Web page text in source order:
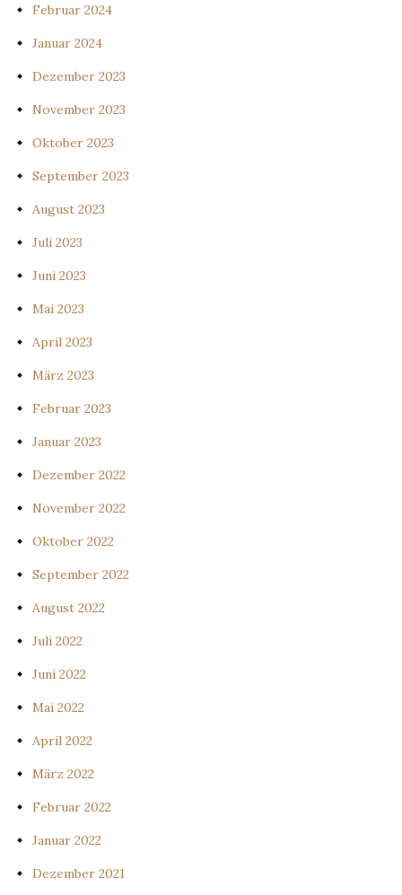
Februar 2024
Januar 2024
Dezember 2023
November 2023
Oktober 2023
September 2023
August 2023
Juli 2023
Juni 2023
Mai 2023
April 2023
März 2023
Februar 2023
Januar 2023
Dezember 2022
November 2022
Oktober 2022
September 2022
August 2022
Juli 2022
Juni 2022
Mai 2022
April 2022
März 2022
Februar 2022
Januar 2022
Dezember 2021